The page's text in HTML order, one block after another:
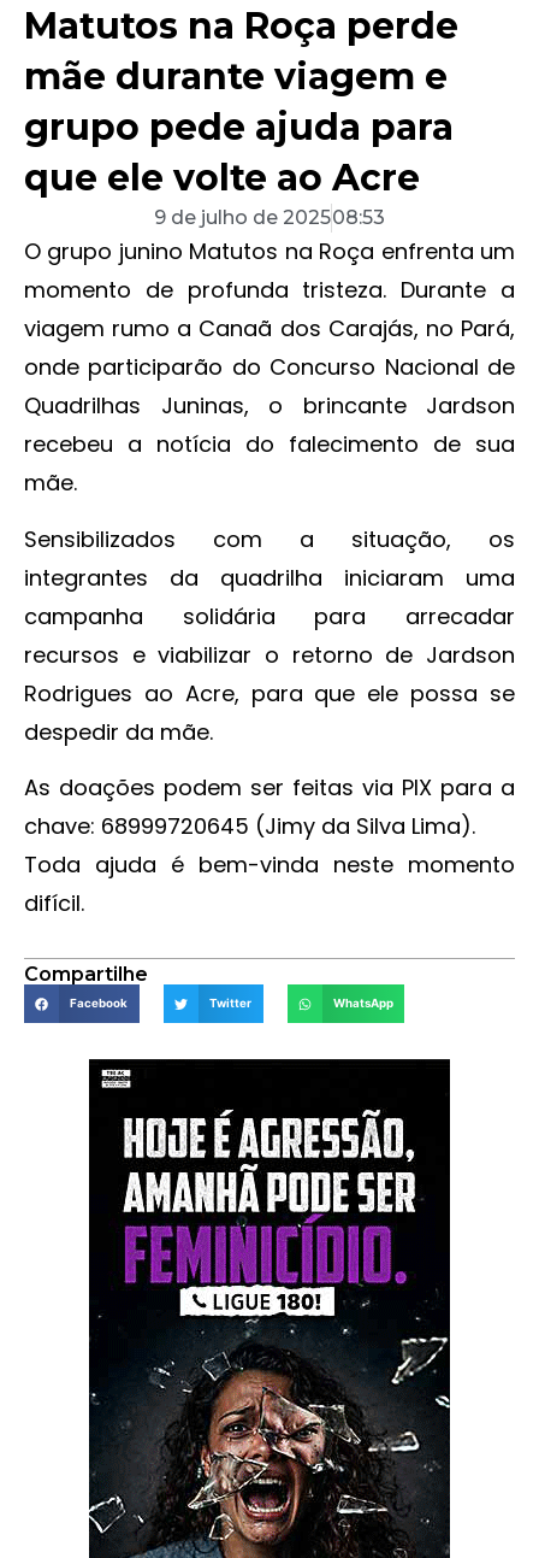
Matutos na Roça perde
mãe durante viagem e
grupo pede ajuda para
que ele volte ao Acre
9 de julho de 202508:53
O grupo junino Matutos na Roça enfrenta um
momento de profunda tristeza. Durante a
viagem rumo a Canaã dos Carajás, no Pará,
onde participarão do Concurso Nacional de
Quadrilhas Juninas, o brincante Jardson
recebeu a notícia do falecimento de sua
mãe.
Sensibilizados com a situação, os
integrantes da quadrilha iniciaram uma
campanha solidária para arrecadar
recursos e viabilizar o retorno de Jardson
Rodrigues ao Acre, para que ele possa se
despedir da mãe.
As doações podem ser feitas via PIX para a
chave: 68999720645 (Jimy da Silva Lima).
Toda ajuda é bem-vinda neste momento
difícil.
Compartilhe
Facebook Twitter WhatsApp